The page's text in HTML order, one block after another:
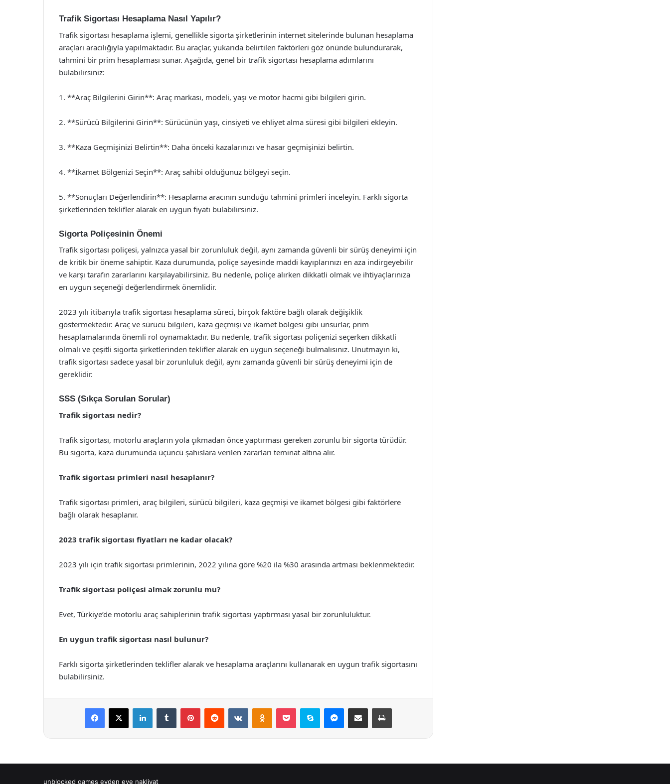
Trafik Sigortası Hesaplama Nasıl Yapılır?
Trafik sigortası hesaplama işlemi, genellikle sigorta şirketlerinin internet sitelerinde bulunan hesaplama
araçları aracılığıyla yapılmaktadır. Bu araçlar, yukarıda belirtilen faktörleri göz önünde bulundurarak,
tahmini bir prim hesaplaması sunar. Aşağıda, genel bir trafik sigortası hesaplama adımlarını
bulabilirsiniz:
1. **Araç Bilgilerini Girin**: Araç markası, modeli, yaşı ve motor hacmi gibi bilgileri girin.
2. **Sürücü Bilgilerini Girin**: Sürücünün yaşı, cinsiyeti ve ehliyet alma süresi gibi bilgileri ekleyin.
3. **Kaza Geçmişinizi Belirtin**: Daha önceki kazalarınızı ve hasar geçmişinizi belirtin.
4. **İkamet Bölgenizi Seçin**: Araç sahibi olduğunuz bölgeyi seçin.
5. **Sonuçları Değerlendirin**: Hesaplama aracının sunduğu tahmini primleri inceleyin. Farklı sigorta
şirketlerinden teklifler alarak en uygun fiyatı bulabilirsiniz.
Sigorta Poliçesinin Önemi
Trafik sigortası poliçesi, yalnızca yasal bir zorunluluk değil, aynı zamanda güvenli bir sürüş deneyimi için
de kritik bir öneme sahiptir. Kaza durumunda, poliçe sayesinde maddi kayıplarınızı en aza indirgeyebilir
ve karşı tarafın zararlarını karşılayabilirsiniz. Bu nedenle, poliçe alırken dikkatli olmak ve ihtiyaçlarınıza
en uygun seçeneği değerlendirmek önemlidir.
2023 yılı itibarıyla trafik sigortası hesaplama süreci, birçok faktöre bağlı olarak değişiklik
göstermektedir. Araç ve sürücü bilgileri, kaza geçmişi ve ikamet bölgesi gibi unsurlar, prim
hesaplamalarında önemli rol oynamaktadır. Bu nedenle, trafik sigortası poliçenizi seçerken dikkatli
olmalı ve çeşitli sigorta şirketlerinden teklifler alarak en uygun seçeneği bulmalısınız. Unutmayın ki,
trafik sigortası sadece yasal bir zorunluluk değil, aynı zamanda güvenli bir sürüş deneyimi için de
gereklidir.
SSS (Sıkça Sorulan Sorular)
Trafik sigortası nedir?
Trafik sigortası, motorlu araçların yola çıkmadan önce yaptırması gereken zorunlu bir sigorta türüdür.
Bu sigorta, kaza durumunda üçüncü şahıslara verilen zararları teminat altına alır.
Trafik sigortası primleri nasıl hesaplanır?
Trafik sigortası primleri, araç bilgileri, sürücü bilgileri, kaza geçmişi ve ikamet bölgesi gibi faktörlere
bağlı olarak hesaplanır.
2023 trafik sigortası fiyatları ne kadar olacak?
2023 yılı için trafik sigortası primlerinin, 2022 yılına göre %20 ila %30 arasında artması beklenmektedir.
Trafik sigortası poliçesi almak zorunlu mu?
Evet, Türkiye’de motorlu araç sahiplerinin trafik sigortası yaptırması yasal bir zorunluluktur.
En uygun trafik sigortası nasıl bulunur?
Farklı sigorta şirketlerinden teklifler alarak ve hesaplama araçlarını kullanarak en uygun trafik sigortasını
bulabilirsiniz.
Facebook
X LinkedInTumblr PinterestReddit VKontakteOdnoklassniki
Pocket Skype Messenger
E-Posta ile paylaş Yazdır
unblocked games evden eve nakliyat